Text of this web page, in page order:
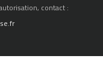
contact :